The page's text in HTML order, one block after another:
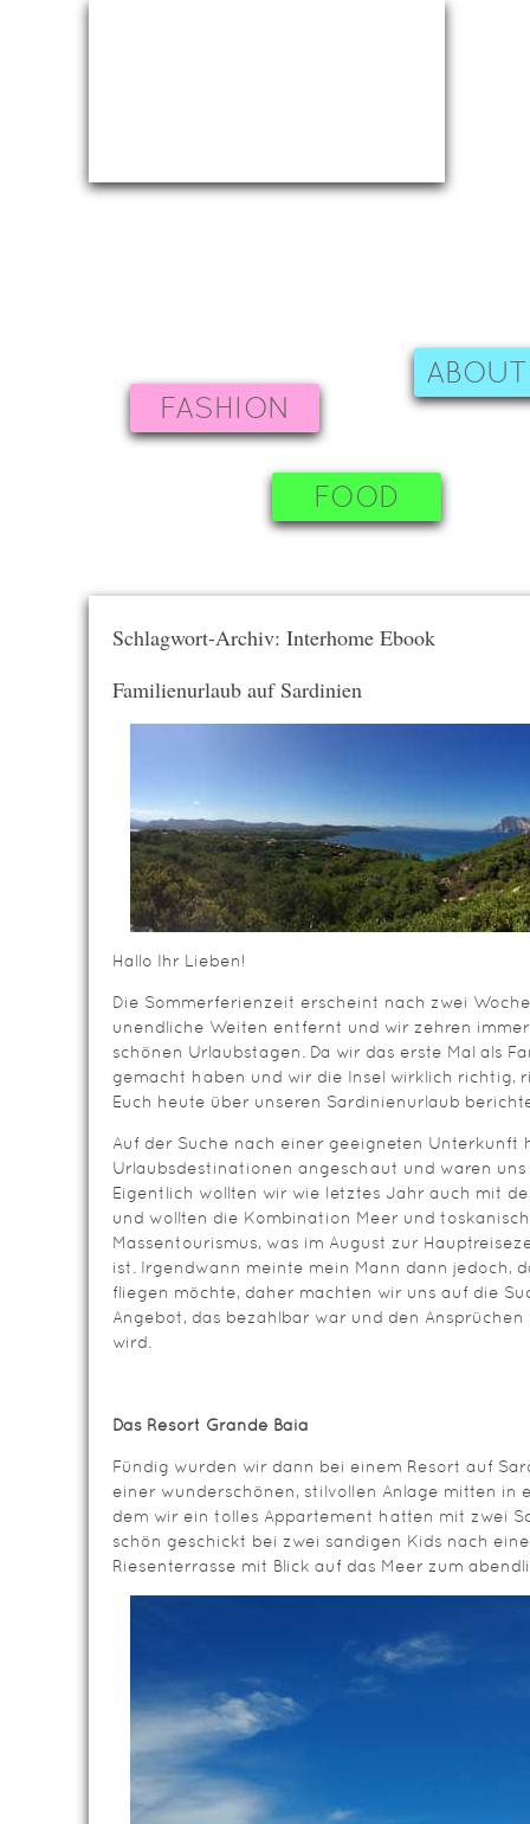
FASHION
FOOD
Schlagwort-Archiv: Interhome Ebook
Familienurlaub auf Sardinien
Hallo Ihr Lieben!
Die Sommerferienzeit erscheint nach zwei
unendliche Weiten entfernt und wir zehren
schönen Urlaubstagen. Da wir das erste Mal als
gemacht haben und wir die Insel wirklich richtig,
Euch heute über unseren Sardinienurlaub
Auf der Suche nach einer geeigneten Unterkunft
Urlaubsdestinationen angeschaut und waren
Eigentlich wollten wir wie letztes Jahr auch mit
und wollten die Kombination Meer und
Massentourismus, was im August zur
ist. Irgendwann meinte mein Mann dann jedoch,
fliegen möchte, daher machten wir uns auf die
Angebot, das bezahlbar war und den
wird.
Das Resort Grande Baia
Fündig wurden wir dann bei einem Resort auf
einer wunderschönen, stilvollen Anlage mitten in
dem wir ein tolles Appartement hatten mit zwei
schön geschickt bei zwei sandigen Kids nach
Riesenterrasse mit Blick auf das Meer zum